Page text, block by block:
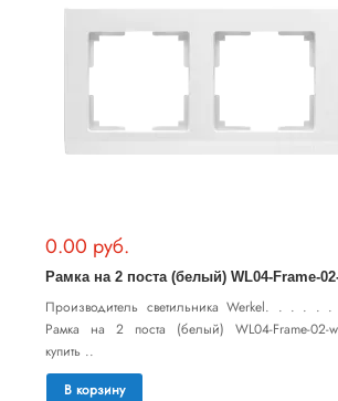
0.00 руб.
Производитель светильника Werkel. . . . .
Рамка на 2 поста (белый) WL04-Frame-02-
купить ..
В корзину